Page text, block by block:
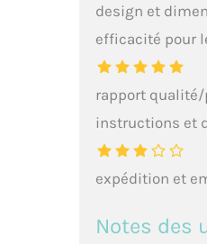
design et
efficacité pour
rapport qualité/
instructions et
expédition et
Notes des